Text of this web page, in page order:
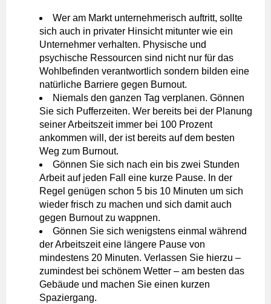
Wer am Markt unternehmerisch auftritt, sollte
sich auch in privater Hinsicht mitunter wie ein
Unternehmer verhalten. Physische und
psychische Ressourcen sind nicht nur für das
Wohlbefinden verantwortlich sondern bilden eine
natürliche Barriere gegen Burnout.
Niemals den ganzen Tag verplanen. Gönnen
Sie sich Pufferzeiten. Wer bereits bei der Planung
seiner Arbeitszeit immer bei 100 Prozent
ankommen will, der ist bereits auf dem besten
Weg zum Burnout.
Gönnen Sie sich nach ein bis zwei Stunden
Arbeit auf jeden Fall eine kurze Pause. In der
Regel genügen schon 5 bis 10 Minuten um sich
wieder frisch zu machen und sich damit auch
gegen Burnout zu wappnen.
Gönnen Sie sich wenigstens einmal während
der Arbeitszeit eine längere Pause von
mindestens 20 Minuten. Verlassen Sie hierzu –
zumindest bei schönem Wetter – am besten das
Gebäude und machen Sie einen kurzen
Spaziergang.